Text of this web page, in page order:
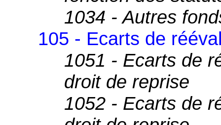
1034 - Autres
105 - Ecarts de
1051 - Ecarts de
droit de reprise
1052 - Ecarts de